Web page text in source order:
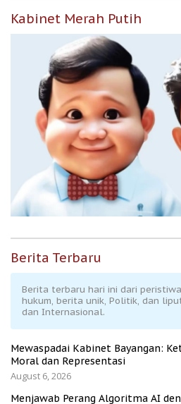
Kabinet Merah Putih
Berita Terbaru
Berita terbaru hari ini dari
hukum, berita unik, Politik, dan
dan Internasional.
Mewaspadai Kabinet Bayangan:
Moral dan Representasi
August 6, 2026
Menjawab Perang Algoritma AI